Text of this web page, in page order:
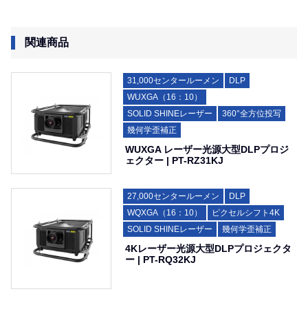
関連商品
31,000センタールーメン
DLP
WUXGA（16：10）
SOLID SHINEレーザー
360°全方位投写
幾何学歪補正
WUXGA レーザー光源大型DLPプロジ
ェクター | PT-RZ31KJ
27,000センタールーメン
DLP
WQXGA（16：10）
ピクセルシフト4K
SOLID SHINEレーザー
幾何学歪補正
4Kレーザー光源大型DLPプロジェクタ
ー | PT-RQ32KJ